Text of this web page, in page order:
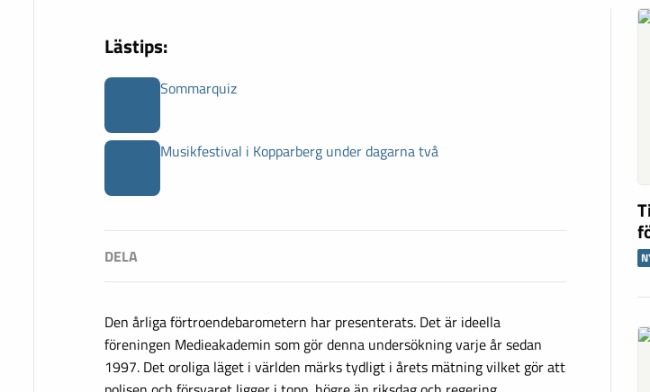
Lästips:
Sommarquiz
Musikfestival i Kopparberg under dagarna två
Den årliga förtroendebarometern har presenterats. Det är ideella
föreningen Medieakademin som gör denna undersökning varje år sedan
1997. Det oroliga läget i världen märks tydligt i årets mätning vilket gör att